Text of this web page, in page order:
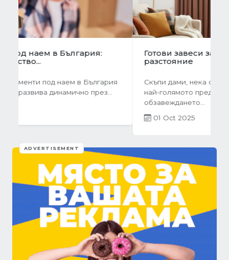
разстояние
най-голямото предизвикателство в
обзавеждането...
Previous Next